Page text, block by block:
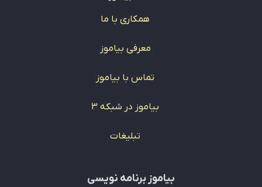
همکاری با ما
معرفی بیاموز
تماس با بیاموز
بیاموز در شبکه 3
تبلیغات
بیاموز برنامه نویسی